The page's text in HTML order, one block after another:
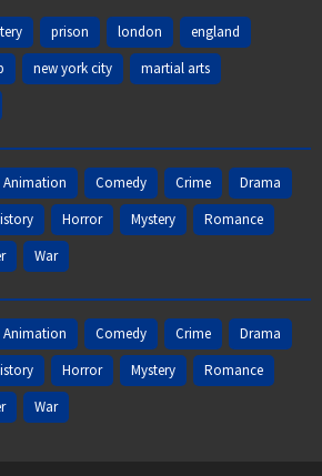
prison london
england
new york city
martial arts
Animation Comedy Crime
Drama
Horror Mystery
Romance
War
Animation Comedy Crime
Drama
Horror Mystery
Romance
War